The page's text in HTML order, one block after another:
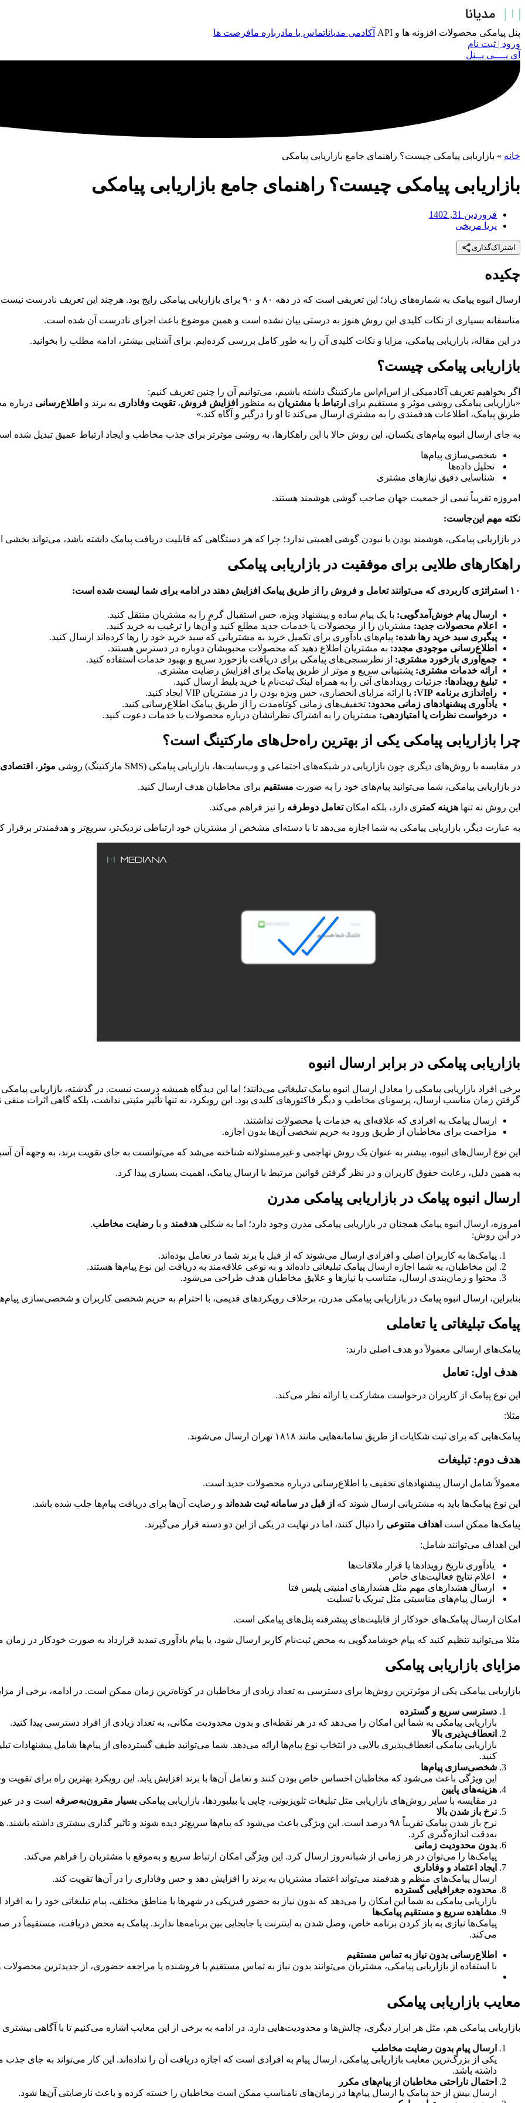
پرش
به
محتوا
پنل پیامکی محصولات افزونه ها و API آکادمی مدیاناتماس با مادرباره مافرصت ها
ورود | ثبت نام
آی پــــی پــنل
خانه » بازاریابی پیامکی چیست؟ راهنمای جامع بازاریابی پیامکی
بازاریابی پیامکی چیست؟ راهنمای جامع بازاریابی پیامکی
فروردین 31, 1402
پریا مریخی
اشتراک‌گذاری
چکیده
ارسال انبوه پیامک به شماره‌های زیاد؛ این تعریفی است که در دهه ۸۰ و ۹۰ برای بازاریابی پیامکی رایج بود. هرچند این تعریف نادرست نیست، اما نحوه اجرای آن اهمیت زیادی دارد.
متاسفانه بسیاری از نکات کلیدی این روش هنوز به درستی بیان نشده است و همین موضوع باعث اجرای نادرست آن شده است.
در این مقاله، بازاریابی پیامکی، مزایا و نکات کلیدی آن را به طور کامل بررسی کرده‌ایم. برای آشنایی بیشتر، ادامه مطلب را بخوانید.
بازاریابی پیامکی چیست؟
اگر بخواهیم تعریف آکادمیکی از اس‌ام‌اس مارکتینگ داشته باشیم، می‌توانیم آن را چنین تعریف کنیم:
«بازاریابی پیامکی روشی موثر و مستقیم برای ارتباط با مشتریان به منظور افزایش فروش،تقویت وفاداری به برند و اطلاع‌رسانی درباره
طریق پیامک، اطلاعات هدفمندی را به مشتری ارسال می‌کند تا او را درگیر و آگاه کند.»
به جای ارسال انبوه پیام‌های یکسان، این روش حالا با این راهکارها، به روشی موثرتر برای جذب مخاطب و ایجاد ارتباط عمیق تبدیل شده
شخصی‌سازی پیام‌ها
تحلیل داده‌ها
شناسایی دقیق نیازهای مشتری
امروزه تقریباً نیمی از جمعیت جهان صاحب گوشی هوشمند هستند.
نکته مهم این‌جاست:
در بازاریابی پیامکی، هوشمند بودن یا نبودن گوشی اهمیتی ندارد؛ چرا که هر دستگاهی که قابلیت دریافت پیامک داشته باشد، می‌تواند بخشی
راهکارهای طلایی برای موفقیت در بازاریابی پیامکی
۱۰ استراتژی کاربردی که می‌توانند تعامل و فروش را از طریق پیامک افزایش دهند در ادامه برای شما لیست شده است:
ارسال پیام خوش‌آمدگویی: با یک پیام ساده و پیشنهاد ویژه، حس استقبال گرم را به مشتریان منتقل کنید.
اعلام محصولات جدید: مشتریان را از محصولات یا خدمات جدید مطلع کنید و آن‌ها را ترغیب به خرید کنید.
پیگیری سبد خرید رها شده: پیام‌های یادآوری برای تکمیل خرید به مشتریانی که سبد خرید خود را رها کرده‌اند ارسال کنید.
اطلاع‌رسانی موجودی مجدد: به مشتریان اطلاع دهید که محصولات محبوبشان دوباره در دسترس هستند.
جمع‌آوری بازخورد مشتری: از نظرسنجی‌های پیامکی برای دریافت بازخورد سریع و بهبود خدمات استفاده کنید.
ارائه خدمات مشتری: پشتیبانی سریع و موثر از طریق پیامک برای افزایش رضایت مشتری.
تبلیغ رویدادها: جزئیات رویدادهای آتی را به همراه لینک ثبت‌نام یا خرید بلیط ارسال کنید.
راه‌اندازی برنامه VIP:
با ارائه مزایای انحصاری، حس ویژه بودن را در مشتریان VIP ایجاد کنید.
یادآوری پیشنهادهای زمانی محدود: تخفیف‌های زمانی کوتاه‌مدت را از طریق پیامک اطلاع‌رسانی کنید.
درخواست نظرات یا امتیازدهی: مشتریان را به اشتراک نظراتشان درباره محصولات یا خدمات دعوت کنید.
چرا بازاریابی پیامکی یکی از بهترین راه‌حل‌های مارکتینگ است؟
در مقایسه با روش‌های دیگری چون بازاریابی در شبکه‌های اجتماعی و وب‌سایت‌ها، بازاریابی پیامکی (SMS مارکتینگ) روشی موثر ، اقتصادی
در بازاریابی پیامکی، شما می‌توانید پیام‌های خود را به صورت مستقیم برای مخاطبان هدف ارسال کنید.
این روش نه تنها هزینه کمتر ی دارد، بلکه امکانتعامل دوطرفه را نیز فراهم می‌کند.
به عبارت دیگر، بازاریابی پیامکی به شما اجازه می‌دهد تا با دسته‌ای مشخص از مشتریان خود ارتباطی نزدیک‌تر، سریع‌تر و هدفمندتر برقرار
بازاریابی پیامکی در برابر ارسال انبوه
برخی افراد بازاریابی پیامکی را معادل ارسال انبوه پیامک تبلیغاتی می‌دانند؛ اما این دیدگاه همیشه درست نیست. در گذشته، بازاریابی
گرفتن زمان مناسب ارسال، پرسونای مخاطب و دیگر فاکتورهای کلیدی بود. این رویکرد، نه تنها تأثیر مثبتی نداشت، بلکه گاهی اثرات منفی
ارسال پیامک به افرادی که علاقه‌ای به خدمات یا محصولات نداشتند.
مزاحمت برای مخاطبان از طریق ورود به حریم شخصی آن‌ها بدون اجازه.
این نوع ارسال‌های انبوه، بیشتر به عنوان یک روش تهاجمی و غیرمسئولانه شناخته می‌شد که می‌توانست به جای تقویت برند، به وجهه آن
به همین دلیل، رعایت حقوق کاربران و در نظر گرفتن قوانین مرتبط با ارسال پیامک، اهمیت بسیاری پیدا کرد.
ارسال انبوه پیامک در بازاریابی پیامکی مدرن
امروزه، ارسال انبوه پیامک همچنان در بازاریابی پیامکی مدرن وجود دارد؛ اما به شکلی هدفمند و با رضایت مخاطب.
در این روش:
پیامک‌ها به کاربران اصلی و افرادی ارسال می‌شوند که از قبل با برند شما در تعامل بوده‌اند.
این مخاطبان، به شما اجازه ارسال پیامک تبلیغاتی داده‌اند و به نوعی علاقه‌مند به دریافت این نوع پیام‌ها هستند.
محتوا و زمان‌بندی ارسال، متناسب با نیازها و علایق مخاطبان هدف طراحی می‌شود.
بنابراین، ارسال انبوه پیامک در بازاریابی پیامکی مدرن، برخلاف رویکردهای قدیمی، با احترام به حریم شخصی کاربران و شخصی‌سازی
پیامک تبلیغاتی یا تعاملی
پیامک‌های ارسالی معمولاً دو هدف اصلی دارند:
هدف اول: تعامل
این نوع پیامک از کاربران درخواست مشارکت یا ارائه نظر می‌کند.
مثلا:
پیامک‌هایی که برای ثبت شکایات از طریق سامانه‌هایی مانند ۱۸۱۸ تهران ارسال می‌شوند.
هدف دوم: تبلیغات
معمولاً شامل ارسال پیشنهادهای تخفیف یا اطلاع‌رسانی درباره محصولات جدید است.
این نوع پیامک‌ها باید به مشتریانی ارسال شوند که از قبل در سامانه ثبت شده‌اند و رضایت آن‌ها برای دریافت پیام‌ها جلب شده باشد.
پیامک‌ها ممکن است اهداف متنوعی را دنبال کنند، اما در نهایت در یکی از این دو دسته قرار می‌گیرند.
این اهداف می‌توانند شامل:
یادآوری تاریخ رویدادها یا قرار ملاقات‌ها
اعلام نتایج فعالیت‌های خاص
ارسال هشدارهای مهم مثل هشدارهای امنیتی پلیس فتا
ارسال پیام‌های مناسبتی مثل تبریک یا تسلیت
امکان ارسال پیامک‌های خودکار از قابلیت‌های پیشرفته پنل‌های پیامکی است.
مثلا می‌توانید تنظیم کنید که پیام خوشامدگویی به محض ثبت‌نام کاربر ارسال شود، یا پیام یادآوری تمدید قرارداد به صورت خودکار در
مزایای بازاریابی پیامکی
بازاریابی پیامکی یکی از موثرترین روش‌ها برای دسترسی به تعداد زیادی از مخاطبان در کوتاه‌ترین زمان ممکن است. در ادامه، برخی از
دسترسی سریع و گسترده
بازاریابی پیامکی به شما این امکان را می‌دهد که در هر نقطه‌ای و بدون محدودیت مکانی، به تعداد زیادی از افراد دسترسی پیدا کنید.
انعطاف‌پذیری بالا
بازاریابی پیامکی انعطاف‌پذیری بالایی در انتخاب نوع پیام‌ها ارائه می‌دهد. شما می‌توانید طیف گسترده‌ای از پیام‌ها شامل پیشنهادات
کنید.
شخصی‌سازی پیام‌ها
این ویژگی باعث می‌شود که مخاطبان احساس خاص بودن کنند و تعامل آن‌ها با برند افزایش یابد. این رویکرد بهترین راه برای
هزینه‌های پایین
در مقایسه با سایر روش‌های بازاریابی مثل تبلیغات تلویزیونی، چاپی یا بیلبوردها، بازاریابی پیامکی بسیار مقرون‌به‌صرفه است و در
نرخ باز شدن بالا
نرخ باز شدن پیامک تقریباً ۹۸ درصد است. این ویژگی باعث می‌شود که پیام‌ها سریع‌تر دیده شوند و تاثیر گذاری بیشتری داشته باشند. همچنین، در بازاریابی پیامکی می‌توان
به‌دقت اندازه‌گیری کرد.
بدون محدودیت زمانی
پیامک‌ها را می‌توان در هر زمانی از شبانه‌روز ارسال کرد. این ویژگی امکان ارتباط سریع و به‌موقع با مشتریان را فراهم می‌کند.
ایجاد اعتماد و وفاداری
ارسال پیامک‌های منظم و هدفمند می‌تواند اعتماد مشتریان به برند را افزایش دهد و حس وفاداری را در آن‌ها تقویت کند.
محدوده جغرافیایی گسترده
بازاریابی پیامکی به شما این امکان را می‌دهد که بدون نیاز به حضور فیزیکی در شهرها یا مناطق مختلف، پیام تبلیغاتی خود را به افراد
مشاهده سریع و مستقیم پیامک‌ها
پیامک‌ها نیازی به باز کردن برنامه خاص، وصل شدن به اینترنت یا جابجایی بین برنامه‌ها ندارند. پیامک به محض دریافت، مستقیماً
می‌کند.
اطلاع‌رسانی بدون نیاز به تماس مستقیم
با استفاده از بازاریابی پیامکی، مشتریان می‌توانند بدون نیاز به تماس مستقیم با فروشنده یا مراجعه حضوری، از جدیدترین
معایب بازاریابی پیامکی
بازاریابی پیامکی هم، مثل هر ابزار دیگری، چالش‌ها و محدودیت‌هایی دارد. در ادامه به برخی از این معایب اشاره می‌کنیم تا با آگاهی
ارسال پیام بدون رضایت مخاطب
یکی از بزرگ‌ترین معایب بازاریابی پیامکی، ارسال پیام به افرادی است که اجازه دریافت آن را نداده‌اند. این کار می‌تواند به جای
داشته باشد.
احتمال ناراحتی مخاطبان از پیام‌های مکرر
ارسال بیش از حد پیامک یا ارسال پیام‌ها در زمان‌های نامناسب ممکن است مخاطبان را خسته کرده و باعث نارضایتی آن‌ها شود.